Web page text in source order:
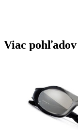
Viac pohľadov